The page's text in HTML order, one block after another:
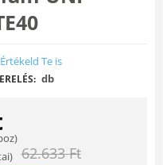
Értékeld Te is
db
) 62.633 Ft